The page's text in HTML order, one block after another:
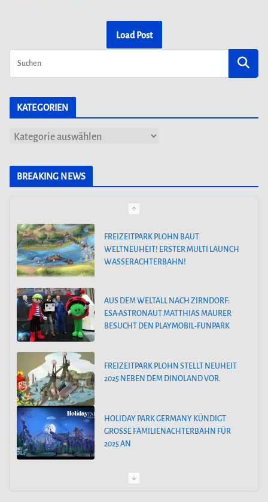
Load Post
KATEGORIEN
K
BREAKING NEWS
FREIZEITPARK PLOHN BAUT
WELTNEUHEIT! ERSTER MULTI LAUNCH
WASSERACHTERBAHN!
AUS DEM WELTALL NACH ZIRNDORF:
ESA-ASTRONAUT MATTHIAS MAURER
BESUCHT DEN PLAYMOBIL-FUNPARK
FREIZEITPARK PLOHN STELLT NEUHEIT
2025 NEBEN DEM DINOLAND VOR.
HOLIDAY PARK GERMANY KÜNDIGT
GROSSE FAMILIENACHTERBAHN FÜR 2
025 AN